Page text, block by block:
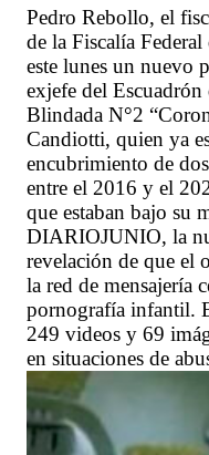
Pedro Rebollo, el
de la Fiscalía
este lunes un nuevo
exjefe del
Blindada N°2
Candiotti, quien ya
encubrimiento de
entre el 2016 y el
que estaban bajo su
DIARIOJUNIO, la
revelación de que el
la red de mensajería
pornografía infantil.
249 videos y 69
en situaciones de